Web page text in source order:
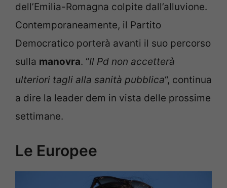
dell’Emilia-Romagna colpite dall’alluvione.
Contemporaneamente, il Partito
Democratico porterà avanti il suo percorso
sulla manovra. “Il Pd non accetterà
ulteriori tagli alla sanità pubblica“, continua
a dire la leader dem in vista delle prossime
settimane.
Le Europee